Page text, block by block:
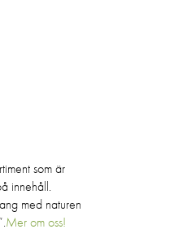
som är
innehåll.
med naturen
Mer om oss!